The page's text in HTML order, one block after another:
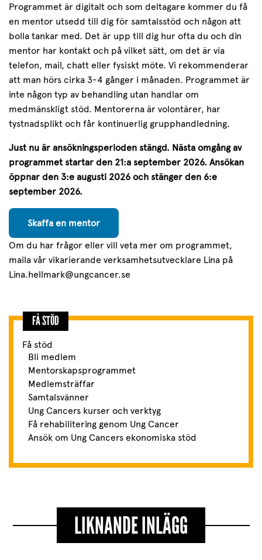
FÅ STÖD
Få stöd
Bli medlem
Mentorskapsprogrammet
Medlemsträffar
Samtalsvänner
Ung Cancers kurser och verktyg
Få rehabilitering genom Ung Cancer
Ansök om Ung Cancers ekonomiska stöd
Programmet är digitalt och som deltagare kommer du få
en mentor utsedd till dig för samtalsstöd och någon att
bolla tankar med. Det är upp till dig hur ofta du och din
mentor har kontakt och på vilket sätt, om det är via
telefon, mail, chatt eller fysiskt möte. Vi rekommenderar
att man hörs cirka 3-4 gånger i månaden. Programmet är
inte någon typ av behandling utan handlar om
medmänskligt stöd. Mentorerna är volontärer, har
tystnadsplikt och får kontinuerlig grupphandledning.
Just nu är ansökningsperioden stängd. Nästa omgång av
programmet startar den 21:a september 2026. Ansökan
öppnar den 3:e augusti 2026 och stänger den 6:e
september 2026.
Skaffa en mentor
Om du har frågor eller vill veta mer om programmet,
maila vår vikarierande verksamhetsutvecklare Lina på
Lina.hellmark@ungcancer.se
LIKNANDE INLÄGG